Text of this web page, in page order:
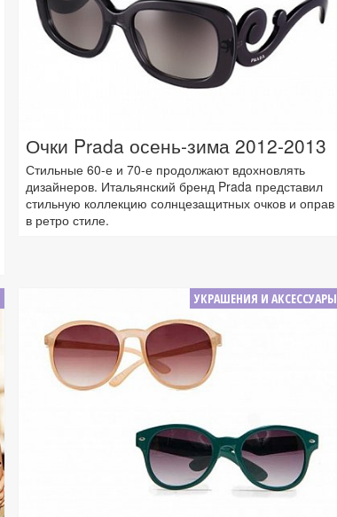
Очки Prada осень-зима 2012-2013
Стильные 60-е и 70-е продолжают вдохновлять
дизайнеров. Итальянский бренд Prada представил
стильную коллекцию солнцезащитных очков и оправ
в ретро стиле.
УКРАШЕНИЯ И АКСЕССУАРЫ